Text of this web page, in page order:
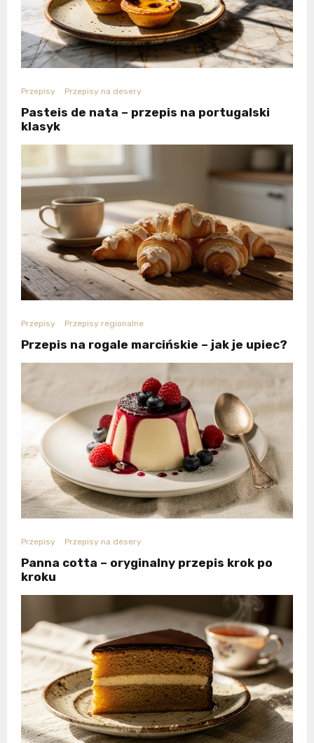
Przepisy Przepisy na desery
Pasteis de nata – przepis na portugalski
klasyk
Przepisy Przepisy regionalne
Przepis na rogale marcińskie – jak je upiec?
Przepisy Przepisy na desery
Panna cotta – oryginalny przepis krok po
kroku